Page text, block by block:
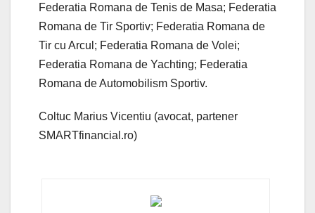
Federatia Romana de Tenis de Masa; Federatia
Romana de Tir Sportiv; Federatia Romana de
Tir cu Arcul; Federatia Romana de Volei;
Federatia Romana de Yachting; Federatia
Romana de Automobilism Sportiv.
Coltuc Marius Vicentiu (avocat, partener
SMARTfinancial.ro)